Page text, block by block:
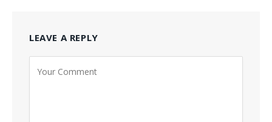
LEAVE A REPLY